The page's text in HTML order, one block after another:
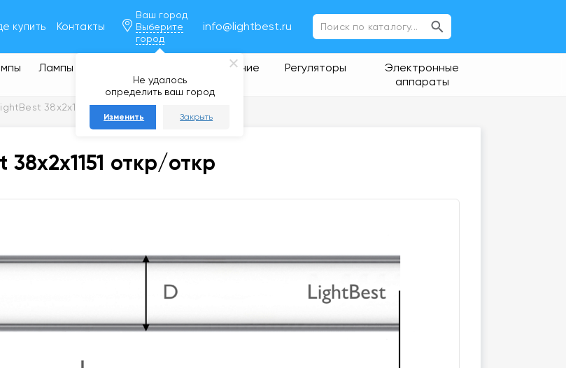
Не удалось
определить ваш город
Изменить Закрыть
купить Контакты
Ваш город
Выберите
город
info@lightbest.ru
Лампы
Обеззараживание
Регуляторы
Электронные
аппараты
38x2x1151 откр/откр
откр/откр